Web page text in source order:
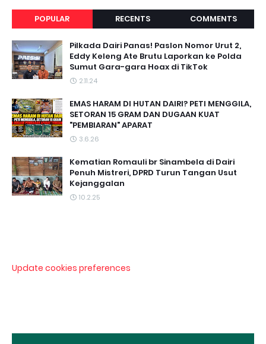
POPULAR RECENTS COMMENTS
Pilkada Dairi Panas! Paslon Nomor Urut 2,
Eddy Keleng Ate Brutu Laporkan ke Polda
Sumut Gara-gara Hoax di TikTok
2.11.24
EMAS HARAM DI HUTAN DAIRI? PETI MENGGILA,
SETORAN 15 GRAM DAN DUGAAN KUAT
"PEMBIARAN" APARAT
3.6.26
Kematian Romauli br Sinambela di Dairi
Penuh Mistreri, DPRD Turun Tangan Usut
Kejanggalan
10.2.25
Update cookies preferences